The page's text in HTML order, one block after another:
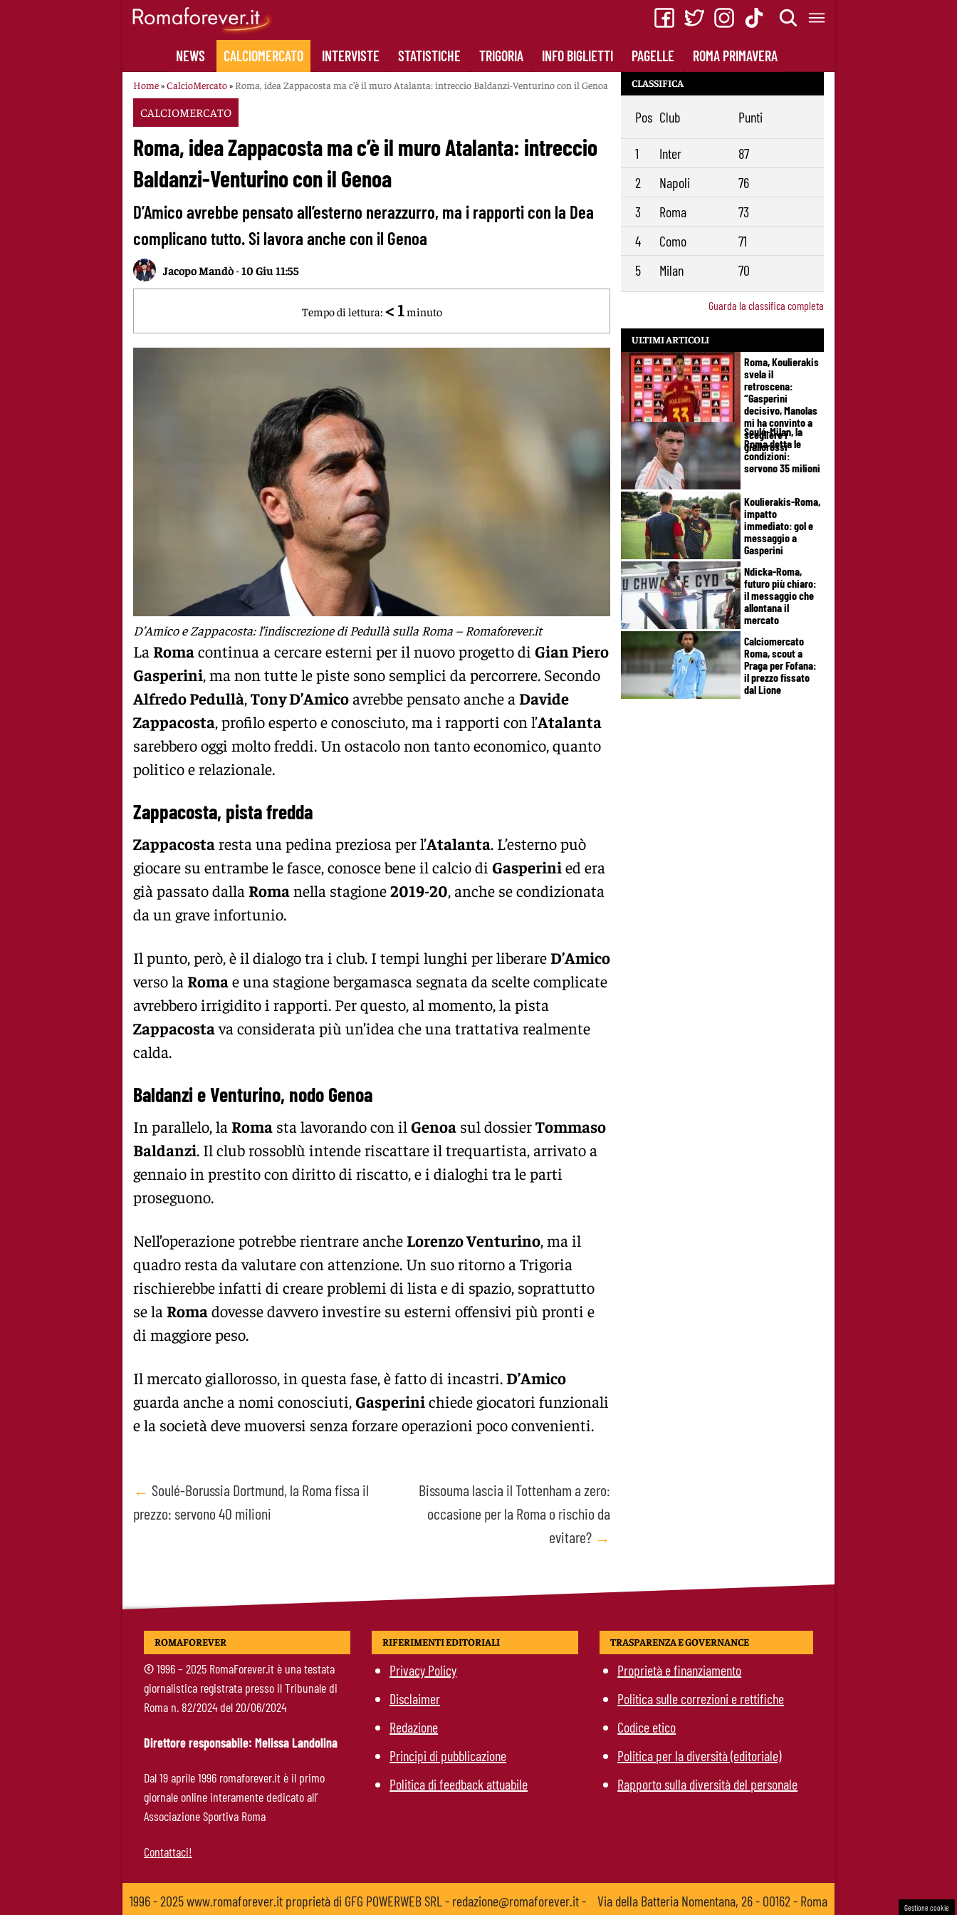
NEWS CALCIOMERCATO INTERVISTE STATISTICHE TRIGORIA INFO BIGLIETTI PAGELLE ROMA PRIMAVERA
Home»CalcioMercato» Roma, idea Zappacosta ma c’è il muro Atalanta: intreccio Baldanzi-Venturino con il Genoa
CALCIOMERCATO
Roma, idea Zappacosta ma c’è il muro Atalanta: intreccio
Baldanzi-Venturino con il Genoa
D’Amico avrebbe pensato all’esterno nerazzurro, ma i rapporti con la Dea
complicano tutto. Si lavora anche con il Genoa
Jacopo Mandò-10 Giu 11:55
Tempo di lettura: < 1 minuto
D’Amico e Zappacosta: l’indiscrezione di Pedullà sulla Roma – Romaforever.it
La Romacontinua a cercare esterni per il nuovo progetto di Gian Piero
Gasperini, ma non tutte le piste sono semplici da percorrere. Secondo
Alfredo Pedullà,Tony D’Amicoavrebbe pensato anche a Davide
Zappacosta, profilo esperto e conosciuto, ma i rapporti con l’Atalanta
sarebbero oggi molto freddi. Un ostacolo non tanto economico, quanto
politico e relazionale.
Zappacosta, pista fredda
Zappacostaresta una pedina preziosa per l’Atalanta. L’esterno può
giocare su entrambe le fasce, conosce bene il calcio di Gasperinied era
già passato dalla Romanella stagione2019-20, anche se condizionata
da un grave infortunio.
Il punto, però, è il dialogo tra i club. I tempi lunghi per liberareD’Amico
verso la Romae una stagione bergamasca segnata da scelte complicate
avrebbero irrigidito i rapporti. Per questo, al momento, la pista
Zappacostava considerata più un’idea che una trattativa realmente
calda.
Baldanzi e Venturino, nodo Genoa
In parallelo, la Roma sta lavorando con il Genoa sul dossierTommaso
Baldanzi. Il club rossoblù intende riscattare il trequartista, arrivato a
gennaio in prestito con diritto di riscatto, e i dialoghi tra le parti
proseguono.
Nell’operazione potrebbe rientrare ancheLorenzo Venturino, ma il
quadro resta da valutare con attenzione. Un suo ritorno a Trigoria
rischierebbe infatti di creare problemi di lista e di spazio, soprattutto
se la Romadovesse davvero investire su esterni offensivi più pronti e
di maggiore peso.
Il mercato giallorosso, in questa fase, è fatto di incastri.D’Amico
guarda anche a nomi conosciuti,Gasperinichiede giocatori funzionali
e la società deve muoversi senza forzare operazioni poco convenienti.
Post
navigation
← Soulé-Borussia Dortmund, la Roma fissa il
prezzo: servono 40 milioni
Bissouma lascia il Tottenham a zero:
occasione per la Roma o rischio da
evitare? →
CLASSIFICA
Pos Club Punti
1 Inter
87
2
Napoli
76
3
Roma
73
4
Como
71
5
Milan 70
Guarda la classifica completa
ULTIMI ARTICOLI
Roma, Koulierakis
svela il
retroscena:
“Gasperini
decisivo, Manolas
mi ha convinto a
scegliere i
giallorossi”
Soulé-Milan, la
Roma detta le
condizioni:
servono 35 milioni
Koulierakis-Roma,
impatto
immediato: gol e
messaggio a
Gasperini
Ndicka-Roma,
futuro più chiaro:
il messaggio che
allontana il
mercato
Calciomercato
Roma, scout a
Praga per Fofana:
il prezzo fissato
dal Lione
ROMAFOREVER
©1996 – 2025 RomaForever.it è una testata
giornalistica registrata presso il Tribunale di
Roma n. 82/2024 del 20/06/2024
Direttore responsabile: Melissa Landolina
Dal 19 aprile 1996 romaforever.it è il primo
giornale online interamente dedicato all’
Associazione Sportiva Roma
Contattaci!
RIFERIMENTI EDITORIALI
Privacy Policy
Disclaimer
Redazione
Principi di pubblicazione
Politica di feedback attuabile
TRASPARENZA E GOVERNANCE
Proprietà e finanziamento
Politica sulle correzioni e rettifiche
Codice etico
Politica per la diversità (editoriale)
Rapporto sulla diversità del personale
1996 - 2025 www.romaforever.it proprietà di GFG POWERWEB SRL - redazione@romaforever.it - Via della Batteria Nomentana, 26 - 00162 - Roma Gestione cookie